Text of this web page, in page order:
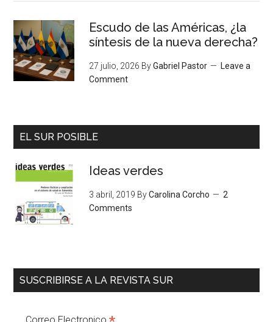
Escudo de las Américas, ¿la
síntesis de la nueva derecha?
27 julio, 2026 ByGabriel Pastor
Leave a
Comment
EL SUR POSIBLE
Ideas verdes
3 abril, 2019 ByCarolina Corcho
2
Comments
SUSCRIBIRSE A LA REVISTA SUR
Correo Electronico